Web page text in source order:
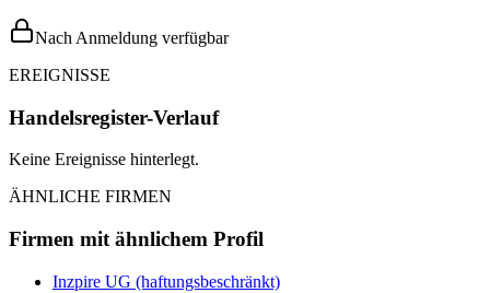
Nach Anmeldung verfügbar
EREIGNISSE
Handelsregister-Verlauf
Keine Ereignisse hinterlegt.
ÄHNLICHE FIRMEN
Firmen mit ähnlichem Profil
Inzpire UG (haftungsbeschränkt)